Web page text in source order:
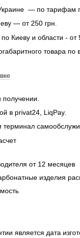
— по тарифам
— от 250 грн.
Киеву и области - от
товара по
в privat24, LiqPay.
терминал
от 12 месяцев
изделия
является дата